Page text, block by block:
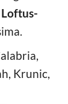
Loftus-
Krunic,